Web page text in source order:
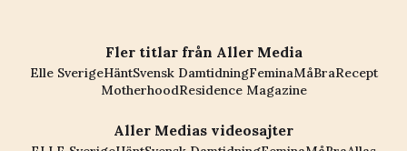
Fler titlar från Aller Media
Elle SverigeHäntSvensk DamtidningFeminaMåBraRecept
MotherhoodResidence Magazine
Aller Medias videosajter